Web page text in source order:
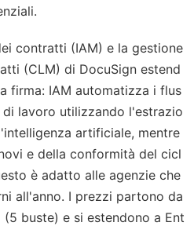
contratti (IAM) e la gestione
(CLM) di DocuSign estend
firma: IAM automatizza i flus
lavoro utilizzando l'estrazio
artificiale, mentre
e della conformità del cicl
è adatto alle agenzie che
all'anno. I prezzi partono da
(5 buste) e si estendono a Ent